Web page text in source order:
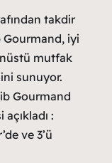
takdir
iyi
mutfak
sunuyor.
Gourmand
:
ve 3’ü